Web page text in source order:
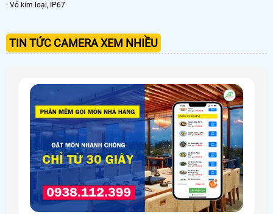
· Vỏ kim loại, IP67
TIN TỨC CAMERA XEM NHIỀU